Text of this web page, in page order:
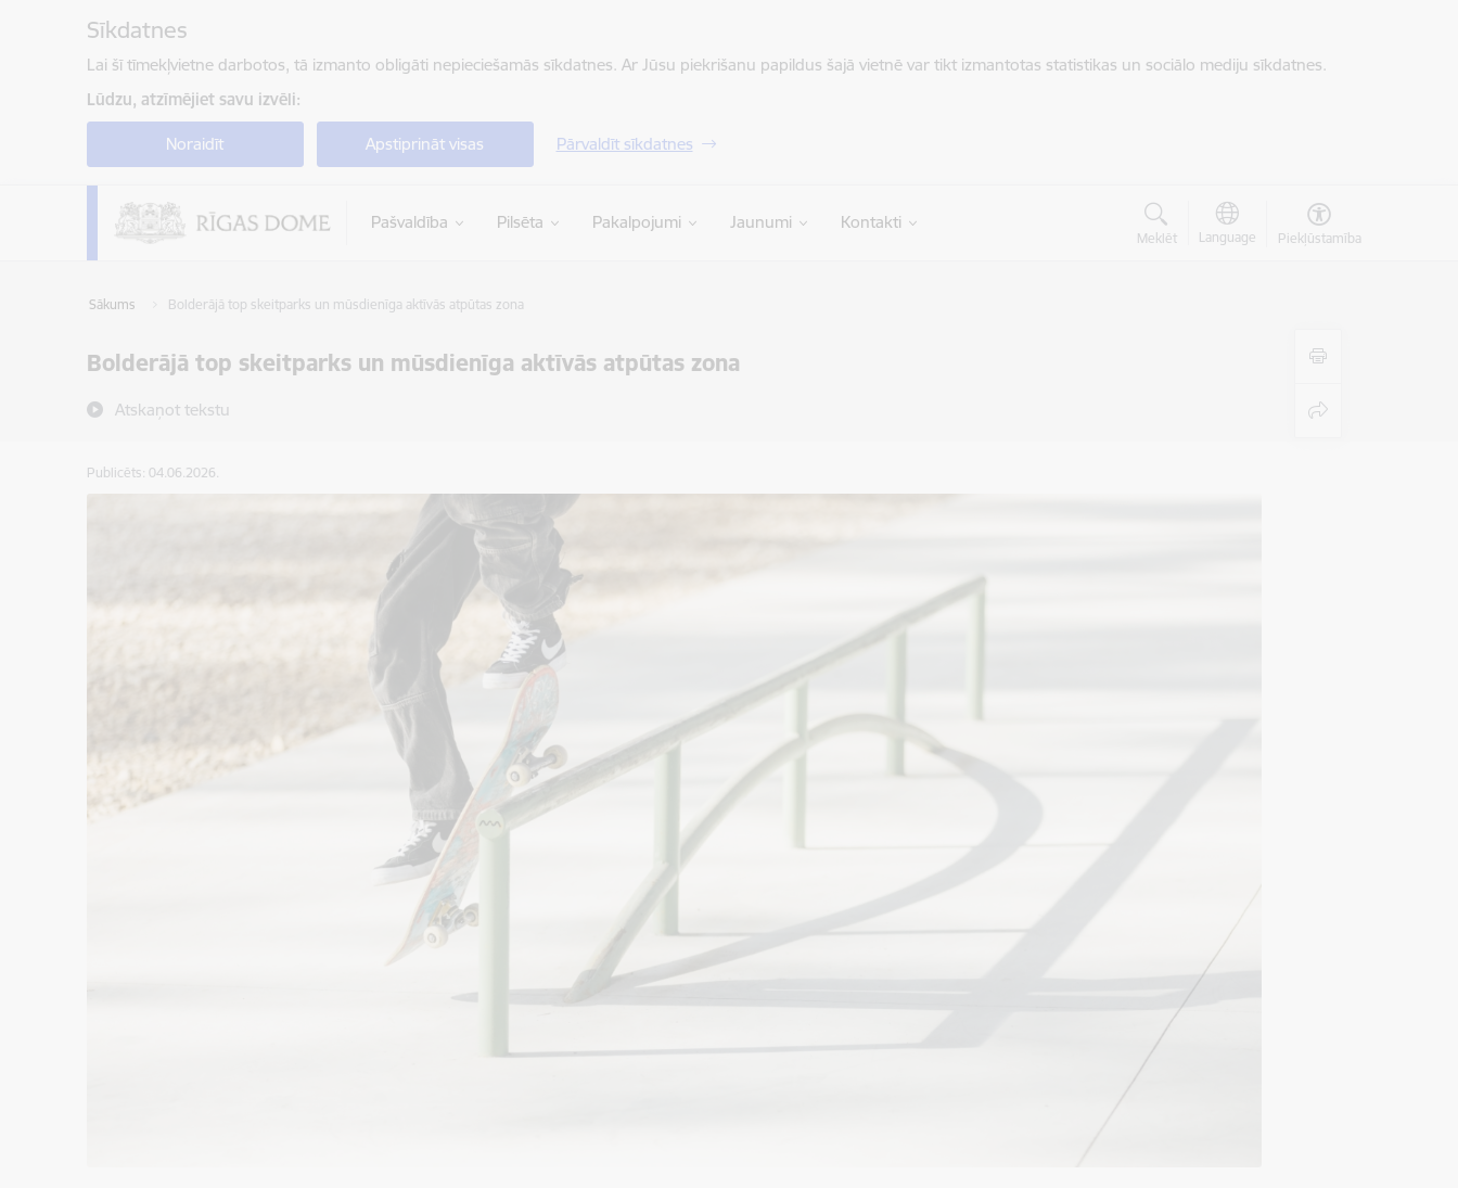
Sīkdatnes
Lai šī tīmekļvietne darbotos, tā izmanto obligāti nepieciešamās sīkdatnes. Ar Jūsu piekrišanu papildus šajā vietnē var tikt izmantotas statistikas un sociālo mediju sīkdatnes.
Lūdzu, atzīmējiet savu izvēli:
Noraidīt Apstiprināt visas Pārvaldīt sīkdatnes
Pašvaldība Pilsēta Pakalpojumi Jaunumi Kontakti
Meklēt Language Piekļūstamība
Sākums Bolderājā top skeitparks un mūsdienīga aktīvās atpūtas zona
Bolderājā top skeitparks un mūsdienīga aktīvās atpūtas zona
Atskaņot tekstu
Publicēts: 04.06.2026.